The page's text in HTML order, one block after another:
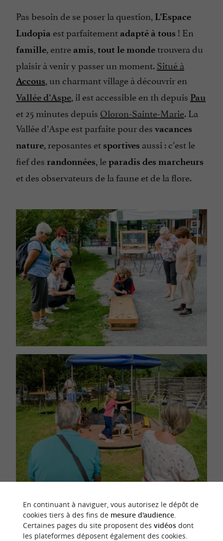
Pas besoin de se poser la question, L’Espace
Ludopia est parfaitement adapté à tous ! En
famille, entre amis, tout le mondetrouvera du
plaisir à venir y passer un moment.Situé à
Accous, un charmant village à découvrir en
Vallée d’Aspe, il est accessible en 1h depuis Pau
et 25 minutes depuis Oloron-Sainte-Marie. La
Vallée d’Aspe est parfaite pour des vacances
nature, reposantes et sportives aussi : c’est le
fief des randonnées, leparadis des marcheurs
et des observateurs de la faune et de la flore.
Lesmodules de l’Espace Ludopiasont
difficiles à décrire, car ils sontuniqueset très
En continuant à naviguer, vous autorisez le dépôt de
cookies tiers à des fins de mesure d'audience.
Certaines pages du site proposent des vidéosdont
les plateformes déposent également des cookies.